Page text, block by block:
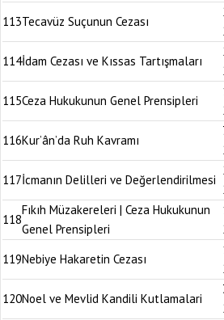
113Tecavüz Suçunun Cezası
114İdam Cezası ve Kıssas Tartışmaları
115Ceza Hukukunun Genel Prensipleri
116Kur’ân’da Ruh Kavramı
117İcmanın Delilleri ve Değerlendirilmesi
118
Fıkıh Müzakereleri | Ceza Hukukunun
Genel Prensipleri
119Nebiye Hakaretin Cezası
120Noel ve Mevlid Kandili Kutlamalari